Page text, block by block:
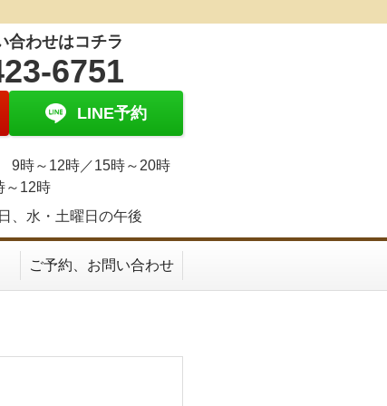
合わせはコチラ
6751
LINE予約
9時～12時／15時～20時
12時
、水・土曜日の午後
ご予約、お問い合わせ